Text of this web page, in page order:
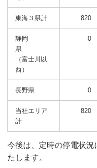
東海３県計 820
静岡
県
（富士川以
西）
0
長野県 0
当社エリア
計
820
今後は、定時の停電状
たします。